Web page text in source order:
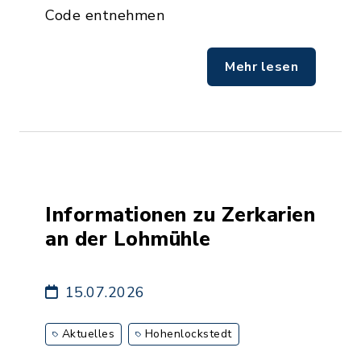
Code entnehmen
Mehr lesen
Informationen zu Zerkarien
an der Lohmühle
15.07.2026
Aktuelles Hohenlockstedt